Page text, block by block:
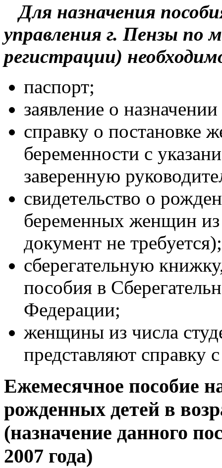
Для назначения
управления г. Пензы по
регистрации)
паспорт;
заявление о
справку о постановке
беременности с
заверенную
свидетельство о
беременных женщин из
документ не требуется);
сберегательную
пособия в
Федерации;
женщины из числа
представляют справку
Ежемесячное пособие
рожденных детей в
(назначение данного
2007 года)